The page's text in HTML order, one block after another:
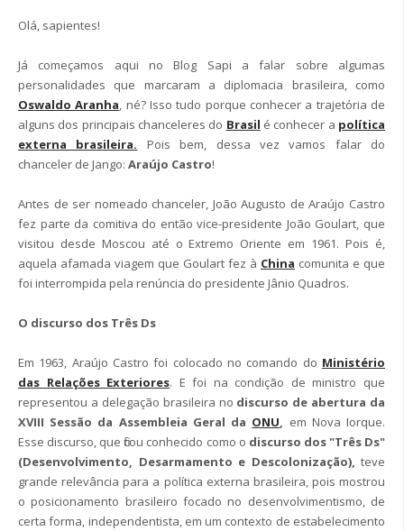
Olá, sapientes!
Já começamos aqui no Blog Sapi a falar sobre algumas
personalidades que marcaram a diplomacia brasileira, como
Oswaldo Aranha, né? Isso tudo porque conhecer a trajetória de
alguns dos principais chanceleres do Brasil é conhecer a política
externa brasileira. Pois bem, dessa vez vamos falar do
chanceler de Jango: Araújo Castro!
Antes de ser nomeado chanceler, João Augusto de Araújo Castro
fez parte da comitiva do então vice-presidente João Goulart, que
visitou desde Moscou até o Extremo Oriente em 1961. Pois é,
aquela afamada viagem que Goulart fez à China comunita e que
foi interrompida pela renúncia do presidente Jânio Quadros.
O discurso dos Três Ds
Em 1963, Araújo Castro foi colocado no comando do Ministério
das Relações Exteriores. E foi na condição de ministro que
representou a delegação brasileira no discurso de abertura da
XVIII Sessão da Assembleia Geral da ONU, em Nova Iorque.
Esse discurso, que ficou conhecido como o discurso dos "Três Ds"
(Desenvolvimento, Desarmamento e Descolonização), teve
grande relevância para a política externa brasileira, pois mostrou
o posicionamento brasileiro focado no desenvolvimentismo, de
certa forma, independentista, em um contexto de estabelecimento